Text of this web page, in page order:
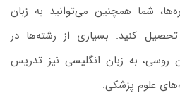
شما همچنین می‌توانید به زبان
کنید. بسیاری از رشته‌ها در
روسی، به زبان انگلیسی نیز تدریس
علوم پزشکی.